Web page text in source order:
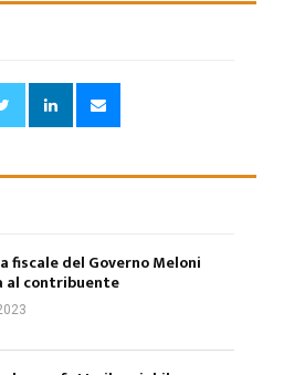
fiscale del Governo Meloni
al contribuente